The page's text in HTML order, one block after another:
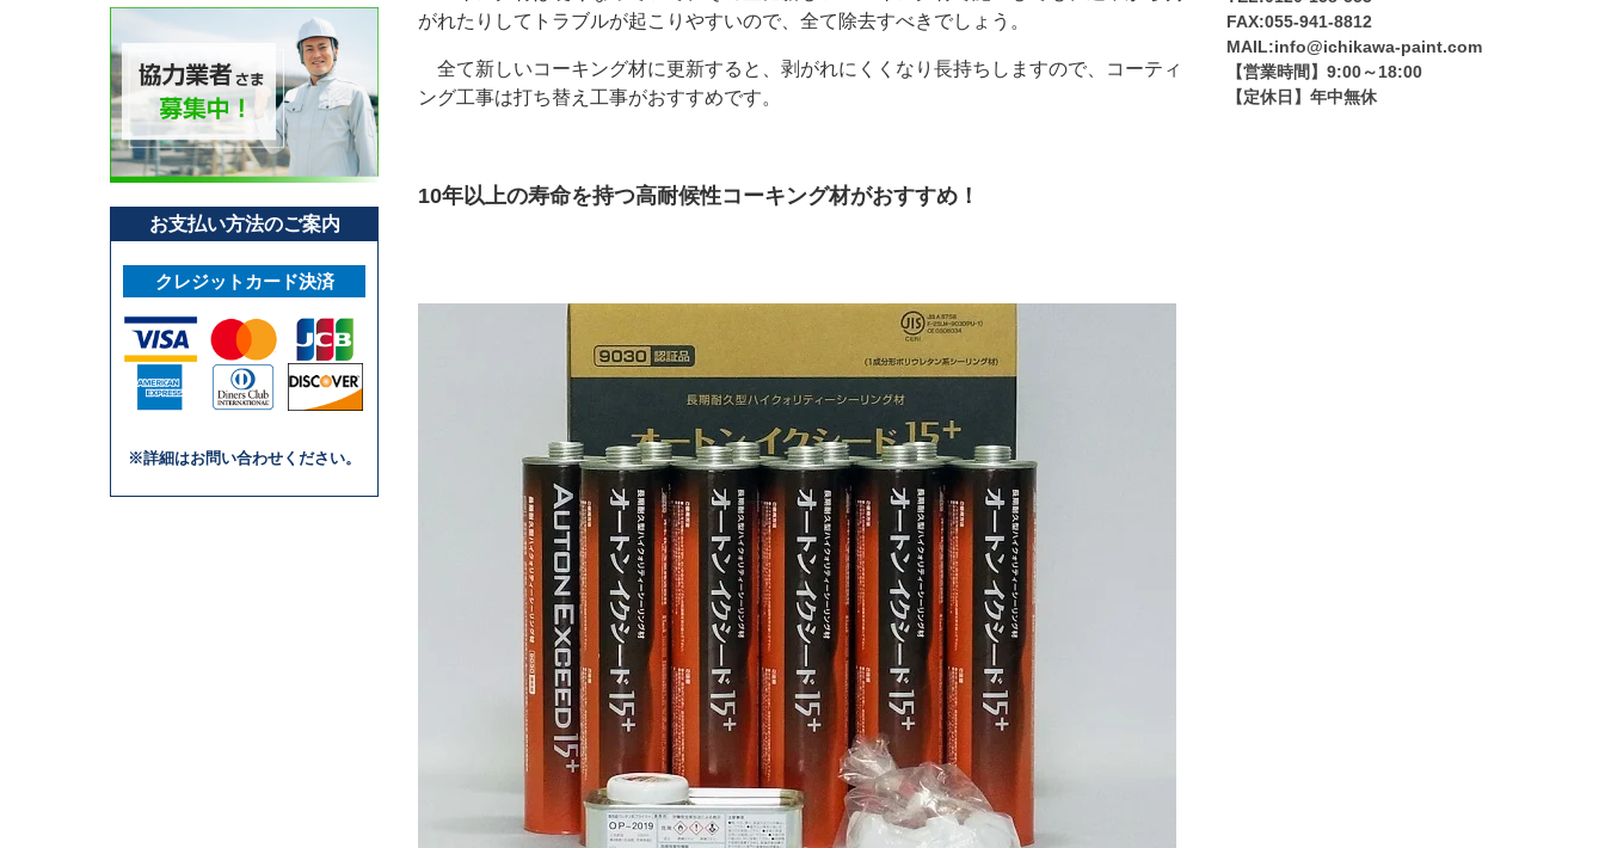
お支払い方法のご案内
クレジットカード決済
※詳細はお問い合わせください。
がれたりしてトラブルが起こりやすいので、全て除去すべきでしょう。
全て新しいコーキング材に更新すると、剥がれにくくなり長持ちしますので、コーティ
ング工事は打ち替え工事がおすすめです。
10年以上の寿命を持つ高耐候性コーキング材がおすすめ！
FAX:055-941-8812
MAIL:info@ichikawa-paint.com
【営業時間】9:00～18:00
【定休日】年中無休